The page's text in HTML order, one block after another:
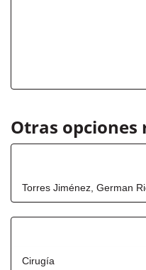
Otras opciones
Torres Jiménez, German
Cirugía